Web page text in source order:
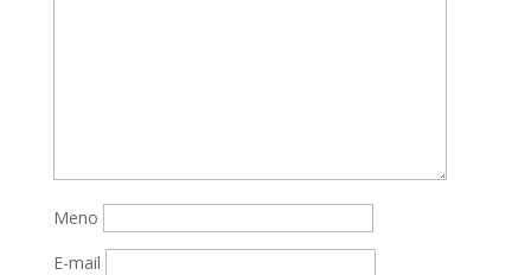
Meno
E-mail